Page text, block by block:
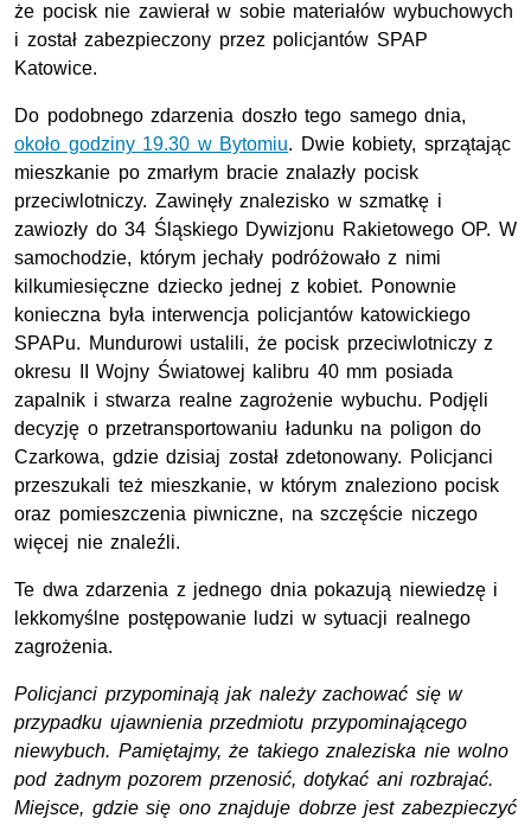
że pocisk nie zawierał w sobie materiałów wybuchowych
i został zabezpieczony przez policjantów SPAP
Katowice.
Do podobnego zdarzenia doszło tego samego dnia,
około godziny 19.30 w Bytomiu. Dwie kobiety, sprzątając
mieszkanie po zmarłym bracie znalazły pocisk
przeciwlotniczy. Zawinęły znalezisko w szmatkę i
zawiozły do 34 Śląskiego Dywizjonu Rakietowego OP. W
samochodzie, którym jechały podróżowało z nimi
kilkumiesięczne dziecko jednej z kobiet. Ponownie
konieczna była interwencja policjantów katowickiego
SPAPu. Mundurowi ustalili, że pocisk przeciwlotniczy z
okresu II Wojny Światowej kalibru 40 mm posiada
zapalnik i stwarza realne zagrożenie wybuchu. Podjęli
decyzję o przetransportowaniu ładunku na poligon do
Czarkowa, gdzie dzisiaj został zdetonowany. Policjanci
przeszukali też mieszkanie, w którym znaleziono pocisk
oraz pomieszczenia piwniczne, na szczęście niczego
więcej nie znaleźli.
Te dwa zdarzenia z jednego dnia pokazują niewiedzę i
lekkomyślne postępowanie ludzi w sytuacji realnego
zagrożenia.
Policjanci przypominają jak należy zachować się w
przypadku ujawnienia przedmiotu przypominającego
niewybuch. Pamiętajmy, że takiego znaleziska nie wolno
pod żadnym pozorem przenosić, dotykać ani rozbrajać.
Miejsce, gdzie się ono znajduje dobrze jest zabezpieczyć